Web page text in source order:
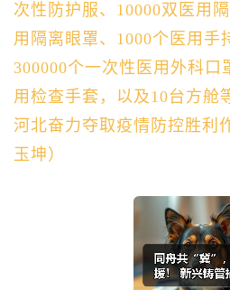
次性防护服、10000双医用
用隔离眼罩、1000个医用手
300000个一次性医用外科口
用检查手套，以及10台方舱
河北奋力夺取疫情防控胜利
玉坤）